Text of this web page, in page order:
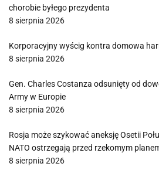
chorobie byłego prezydenta
8 sierpnia 2026
Korporacyjny wyścig kontra domowa
8 sierpnia 2026
Gen. Charles Costanza odsunięty od
Army w Europie
8 sierpnia 2026
Rosja może szykować aneksję Osetii
NATO ostrzegają przed rzekomym
8 sierpnia 2026